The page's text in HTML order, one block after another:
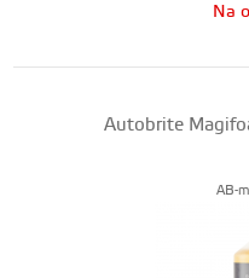
Na
Autobrite
AB-